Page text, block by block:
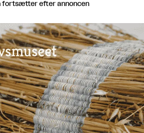
fortsætter efter annoncen